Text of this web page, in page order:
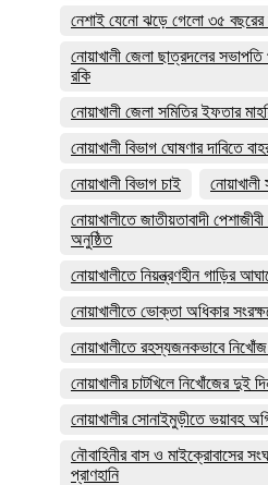
নেশাই যেনো ঝড়ে গেলো ৩৫ বছরের
নোয়াখালী জেলা ছাত্রদলের
রকি
নোয়াখালী জেলা সমিতির ইফতার
নোয়াখালী বিভাগ ঘোষণার দাবিতে
নোয়াখালী বিভাগ চাই
নোয়াখালীতে জাতীয়তাবাদী
অনুষ্ঠিত
নোয়াখালীতে নিয়ন্ত্রণহীন গাড়ির
নোয়াখালীতে ভোক্তা অধিকার
নোয়াখালীতে রহস্যজনকভাবে নিখোঁজ
নোয়াখালীর চাটখিলে নিখোঁজের দুই
নোয়াখালীর সোনাইমুড়ীতে ভয়াবহ
নৌবাহিনীর বাস ও মাইক্রোবাসের
প্রাণহানি